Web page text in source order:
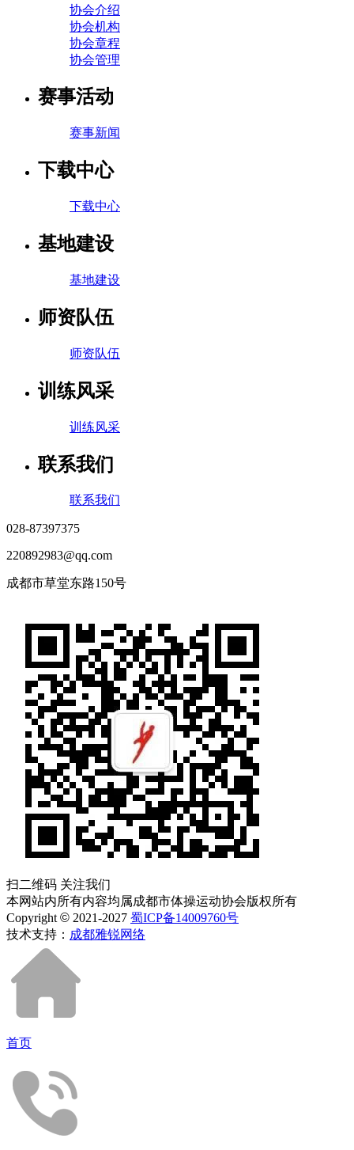
协会介绍
协会机构
协会章程
协会管理
赛事活动
赛事新闻
下载中心
下载中心
基地建设
基地建设
师资队伍
师资队伍
训练风采
训练风采
联系我们
联系我们
028-87397375
220892983@qq.com
成都市草堂东路150号
扫二维码 关注我们
本网站内所有内容均属成都市体操运动协会版权所有
Copyright© 2021-2027 蜀ICP备14009760号
技术支持： 成都雅锐网络
首页